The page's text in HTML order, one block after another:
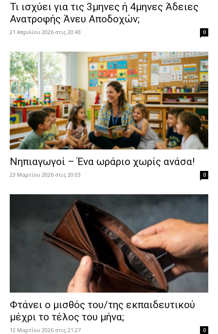
​Τι ισχύει για τις 3μηνες ή 4μηνες Άδειες
Ανατροφής Άνευ Αποδοχών;
21 Απριλίου 2026 στις 20:43 0
Νηπιαγωγοί – Ένα ωράριο χωρίς ανάσα!
23 Μαρτίου 2026 στις 20:03 0
Φτάνει ο μισθός του/της εκπαιδευτικού
μέχρι το τέλος του μήνα;
12 Μαρτίου 2026 στις 21:27 0